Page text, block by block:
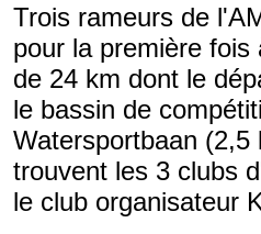
Trois rameurs de
pour la première
de 24 km dont le
le bassin de
Watersportbaan (2,5
trouvent les 3 clubs
le club organisateur